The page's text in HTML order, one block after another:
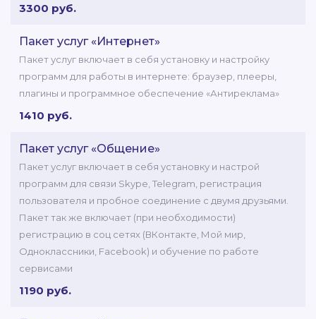
3300 руб.
Пакет услуг «Интернет»
Пакет услуг включает в себя установку и настройку
программ для работы в интернете: браузер, плееры,
плагины и программное обеспечение «Антиреклама»
1410 руб.
Пакет услуг «Общение»
Пакет услуг включает в себя установку и настрой
программ для связи Skype, Telegram, регистрация
пользователя и пробное соединение с двумя друзьями.
Пакет так же включает (при необходимости)
регистрацию в соц сетях (ВКонтакте, Мой мир,
Одноклассники, Facebook) и обучение по работе
сервисами
1190 руб.